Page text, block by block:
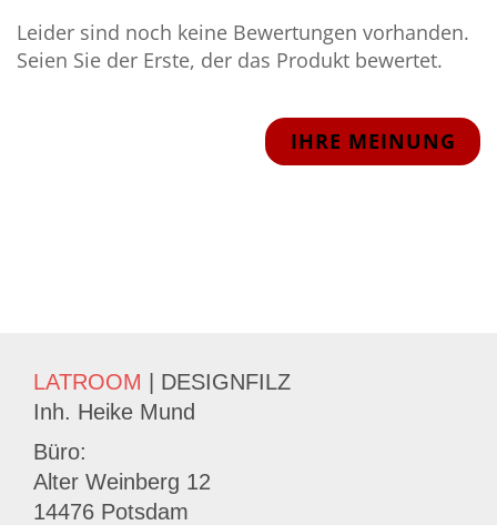
Leider sind noch keine Bewertungen vorhanden.
Seien Sie der Erste, der das Produkt bewertet.
IHRE MEINUNG
LATROOM
| DESIGNFILZ
Inh. Heike Mund
Büro:
Alter Weinberg 12
14476 Potsdam